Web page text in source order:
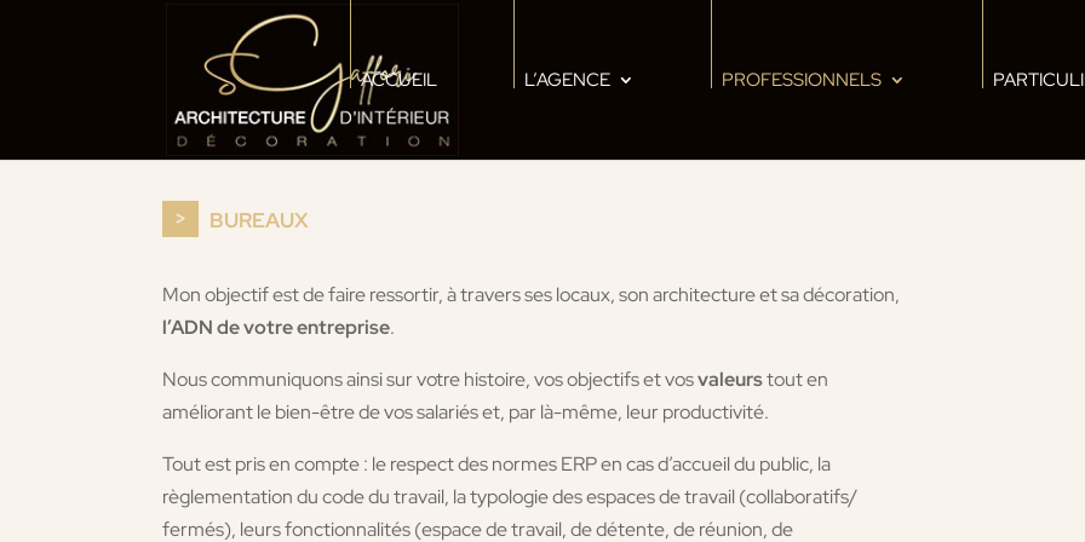
ACCUEIL L’AGENCE PROFESSIONNELS
BUREAUX
Mon objectif est de faire ressortir, à travers ses locaux, son architecture et sa décoration,
l’ADN de votre entreprise.
Nous communiquons ainsi sur votre histoire, vos objectifs et vosvaleurstout en
améliorant le bien-être de vos salariés et, par là-même, leur productivité.
Tout est pris en compte : le respect des normes ERP en cas d’accueil du public, la
règlementation du code du travail, la typologie des espaces de travail (collaboratifs/
fermés), leurs fonctionnalités (espace de travail, de détente, de réunion, de